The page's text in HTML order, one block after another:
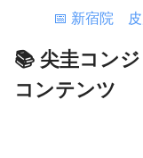
📅 新宿院
📚 尖圭コン
コンテンツ